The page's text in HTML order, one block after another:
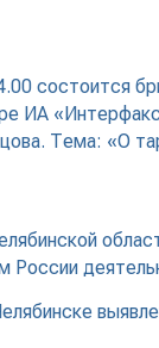
состоится
ИА
Тема: «О
России